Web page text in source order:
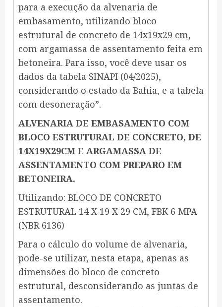
para a execução da alvenaria de
embasamento, utilizando bloco
estrutural de concreto de 14x19x29 cm,
com argamassa de assentamento feita em
betoneira. Para isso, você deve usar os
dados da tabela SINAPI (04/2025),
considerando o estado da Bahia, e a tabela
com desoneração”.
ALVENARIA DE EMBASAMENTO COM
BLOCO ESTRUTURAL DE CONCRETO, DE
14X19X29CM E ARGAMASSA DE
ASSENTAMENTO COM PREPARO EM
BETONEIRA.
Utilizando: BLOCO DE CONCRETO
ESTRUTURAL 14 X 19 X 29 CM, FBK 6 MPA
(NBR 6136)
Para o cálculo do volume de alvenaria,
pode-se utilizar, nesta etapa, apenas as
dimensões do bloco de concreto
estrutural, desconsiderando as juntas de
assentamento.